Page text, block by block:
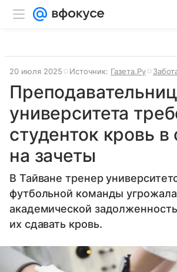
20 июля 2025 Источник: Газета.Ру
университета
студенток кровь
на зачеты
В Тайване тренер
футбольной команды
академической
их сдавать кровь.